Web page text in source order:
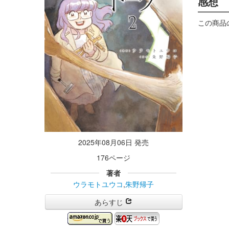
2025年08月06日 発売
176ページ
著者
ウラモトユウコ,朱野帰子
あらすじ
この商品